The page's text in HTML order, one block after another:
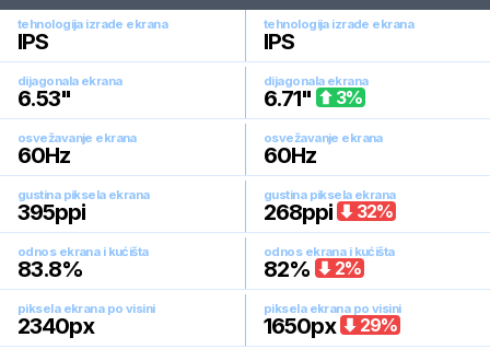
tehnologija izrade ekrana
IPS
tehnologija izrade ekrana
IPS
dijagonala ekrana
6.53"
dijagonala ekrana
6.71" 3%
osvežavanje ekrana
60Hz
osvežavanje ekrana
60Hz
gustina piksela ekrana
395ppi
gustina piksela ekrana
268ppi 32%
odnos ekrana i kućišta
83.8%
odnos ekrana i kućišta
82% 2%
piksela ekrana po visini
2340px
piksela ekrana po visini
1650px 29%